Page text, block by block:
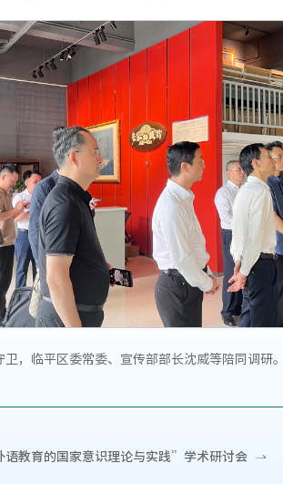
，临平区委常委、宣传部部长沈威等陪同调研。
教育的国家意识理论与实践”学术研讨会